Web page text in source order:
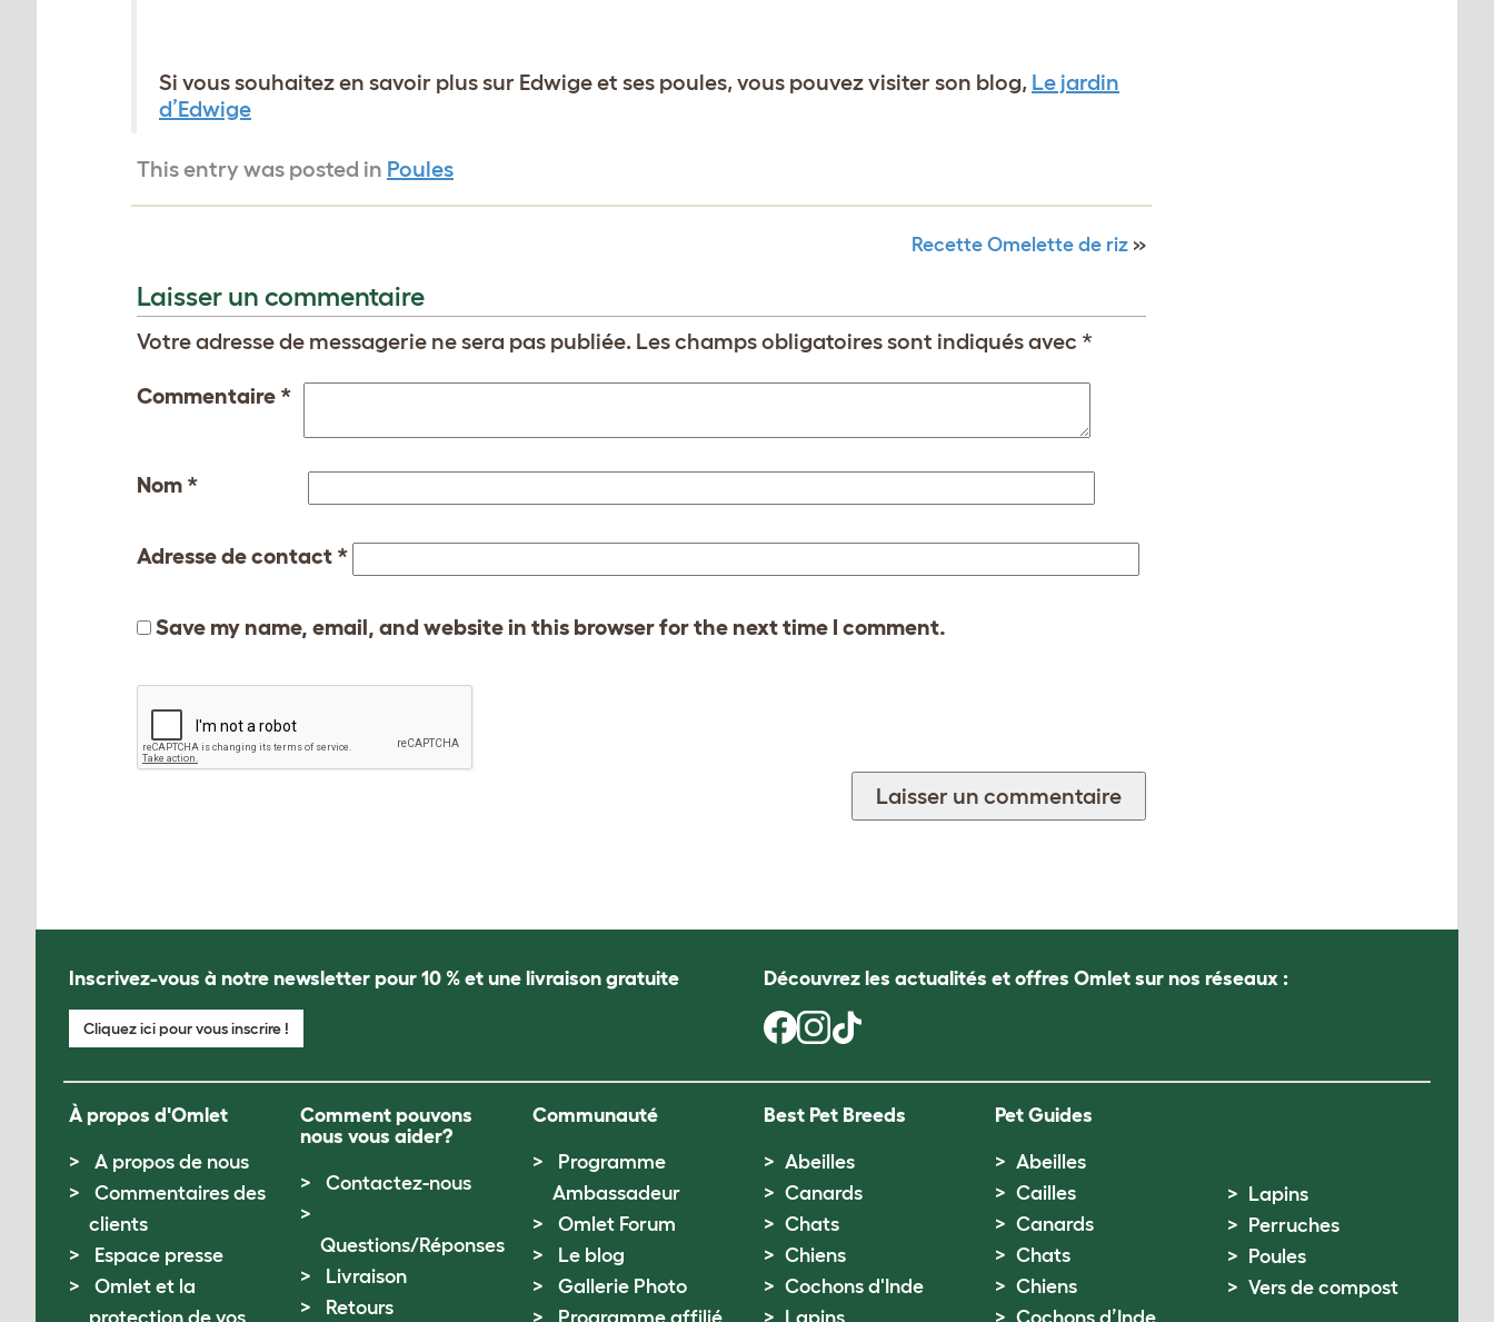
Si vous souhaitez en savoir plus sur Edwige et ses poules, vous pouvez visiter son blog, Le jardin
d’Edwige
This entry was posted in Poules
Recette Omelette de riz »
Laisser un commentaire
Votre adresse de messagerie ne sera pas publiée. Les champs obligatoires sont indiqués avec *
Commentaire *
Nom *
Adresse de contact *
Save my name, email, and website in this browser for the next time I comment.
Inscrivez-vous à notre newsletter pour 10 % et une livraison gratuite
Cliquez ici pour vous inscrire !
Découvrez les actualités et offres Omlet sur nos réseaux :
À propos d'Omlet
A propos de nous
Commentaires des
clients
Espace presse
Omlet et la
protection de vos
Comment pouvons
nous vous aider?
Contactez-nous
Questions/Réponses
Livraison
Retours
Communauté
Programme
Ambassadeur
Omlet Forum
Le blog
Gallerie Photo
Programme affilié
Best Pet Breeds
Abeilles
Canards
Chats
Chiens
Cochons d'Inde
Lapins
Pet Guides
Abeilles
Cailles
Canards
Chats
Chiens
Cochons d’Inde
Lapins
Perruches
Poules
Vers de compost